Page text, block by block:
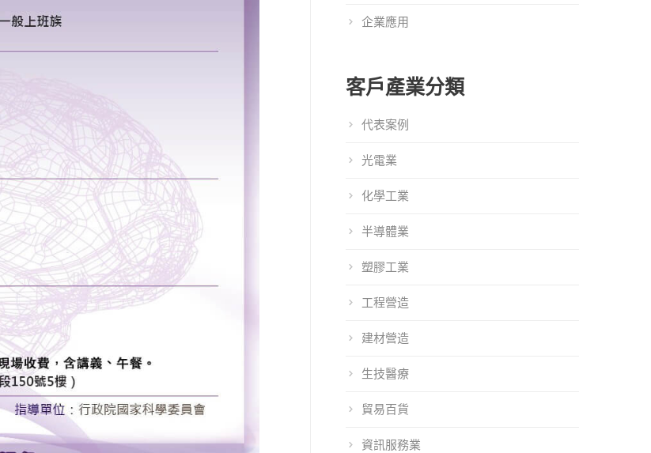
企業應用
客戶產業分類
代表案例
光電業
化學工業
半導體業
塑膠工業
工程營造
建材營造
生技醫療
貿易百貨
資訊服務業